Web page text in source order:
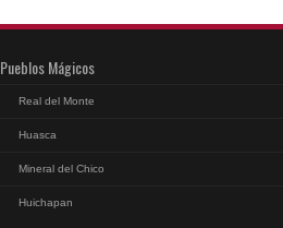
Pueblos Mágicos
Real del Monte
Huasca
Mineral del Chico
Huichapan